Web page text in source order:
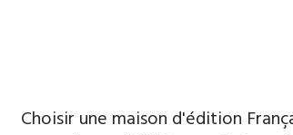
​Choisir une maison d'édition